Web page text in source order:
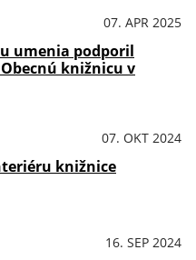
07. APR 2025
umenia podporil
knižnicu v
07. OKT 2024
knižnice
16. SEP 2024